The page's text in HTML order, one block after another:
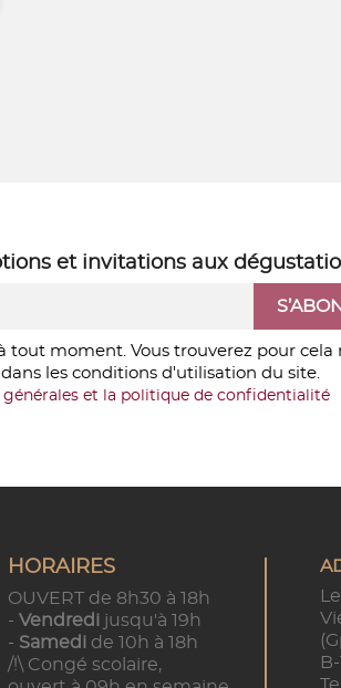
et invitations aux
tout moment. Vous trouverez pour cela
les conditions d'utilisation du site.
et la politique de confidentialité
HORAIRES
OUVERT de 8h30 à 18h
-Vendredi jusqu'à 19h
- Samedi de 10h à 18h
/!\ Congé scolaire,